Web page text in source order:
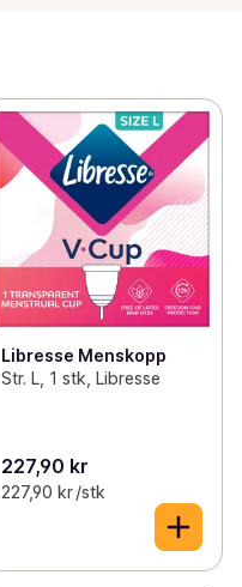
Libresse Menskopp
Str. L, 1 stk, Libresse
227,90 kr
227,90 kr /stk